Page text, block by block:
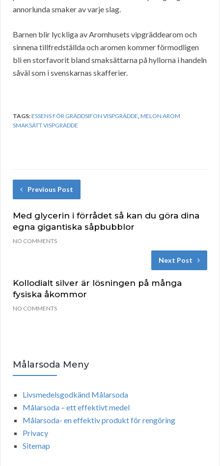
annorlunda smaker av varje slag.
Barnen blir lyckliga av Aromhusets vipgräddearom och
sinnena tillfredställda och aromen kommer förmodligen
bli en storfavorit bland smaksättarna på hyllorna i handeln
såväl som i svenskarnas skafferier.
TAGS:ESSENS FÖR GRÄDDSIFON VISPGRÄDDE,MELON AROM
SMAKSÄTT VISPGRÄDDE
Previous Post
Med glycerin i förrådet så kan du göra dina
egna gigantiska såpbubblor
NO COMMENTS
Next Post
Kollodialt silver är lösningen på många
fysiska åkommor
NO COMMENTS
Målarsoda Meny
Livsmedelsgodkänd Målarsoda
Målarsoda – ett effektivt medel
Målarsoda- en effektiv produkt för rengöring
Privacy
Sitemap